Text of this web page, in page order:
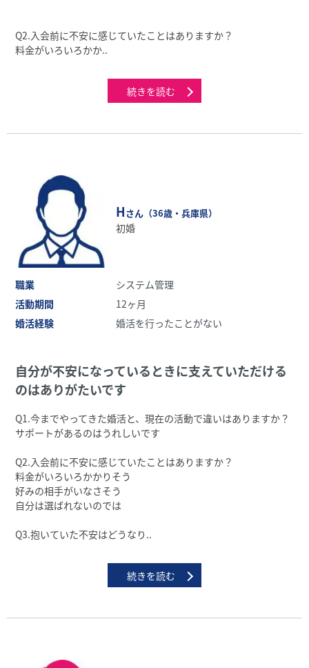
Q2.⼊会前に不安に感じていたことはありますか？
料⾦がいろいろかか..
続きを読む
Hさん（36歳・兵庫県）
初婚
職業
システム管理
活動期間
12ヶ月
婚活経験
婚活を行ったことがない
⾃分が不安になっているときに⽀えていただける
のはありがたいです
Q1.今までやってきた婚活と、現在の活動で違いはありますか？
サポートがあるのはうれしいです
Q2.⼊会前に不安に感じていたことはありますか？
料⾦がいろいろかかりそう
好みの相⼿がいなさそう
⾃分は選ばれないのでは
Q3.抱いていた不安はどうなり..
続きを読む